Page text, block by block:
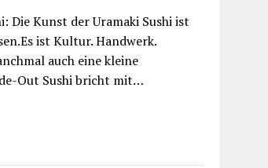
Die Kunst der Uramaki Sushi ist
ist Kultur. Handwerk.
auch eine kleine
Out Sushi bricht mit…